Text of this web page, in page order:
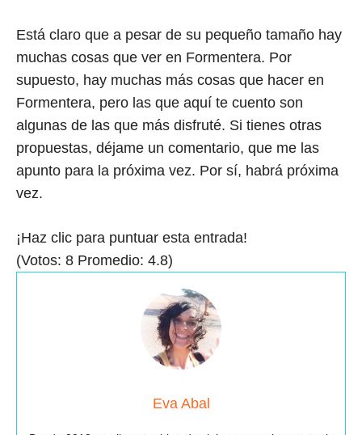
Está claro que a pesar de su pequeño tamaño hay
muchas cosas que ver en Formentera. Por
supuesto, hay muchas más cosas que hacer en
Formentera, pero las que aquí te cuento son
algunas de las que más disfruté. Si tienes otras
propuestas, déjame un comentario, que me las
apunto para la próxima vez. Por sí, habrá próxima
vez.
¡Haz clic para puntuar esta entrada!
(Votos: 8 Promedio: 4.8)
Eva Abal